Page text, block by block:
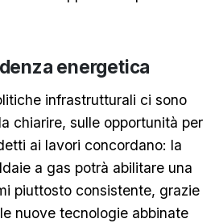
energetica
infrastrutturali ci sono
chiarire, sulle opportunità per
ai lavori concordano: la
a gas potrà abilitare una
piuttosto consistente, grazie
nuove tecnologie abbinate